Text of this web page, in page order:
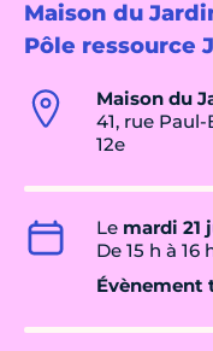
Maison du
Pôle ressource
Maison du
41, rue
12e
Le mardi 21
De 15 h à 16
Évènement